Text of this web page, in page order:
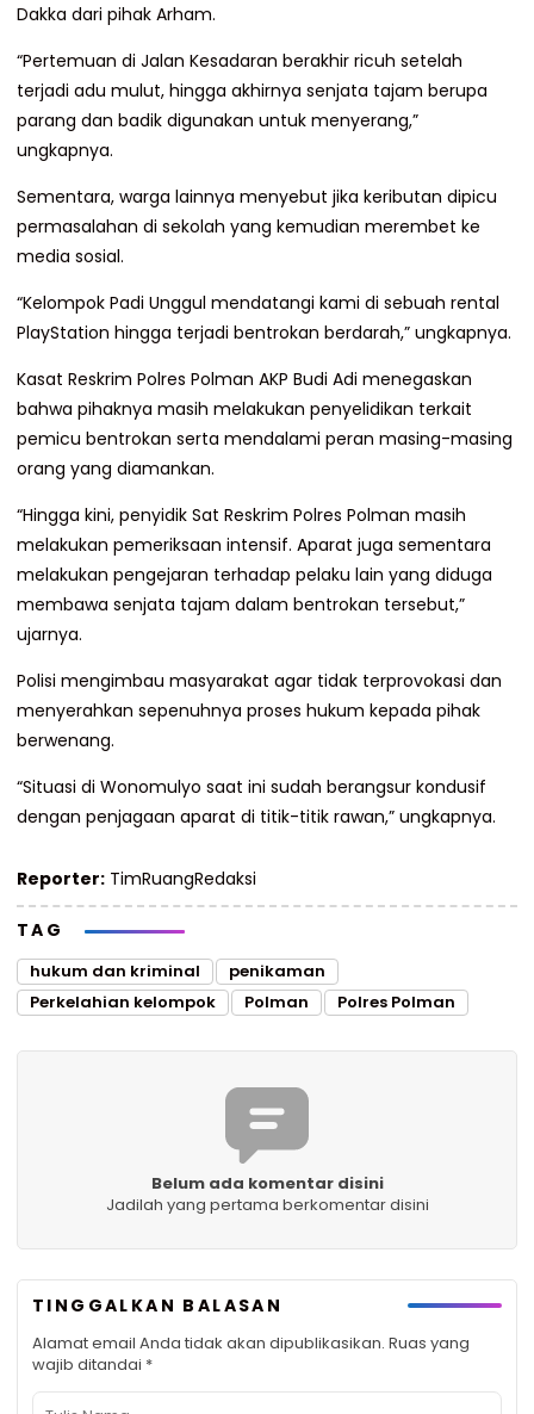
Dakka dari pihak Arham.
“Pertemuan di Jalan Kesadaran berakhir ricuh setelah
terjadi adu mulut, hingga akhirnya senjata tajam berupa
parang dan badik digunakan untuk menyerang,”
ungkapnya.
Sementara, warga lainnya menyebut jika keributan dipicu
permasalahan di sekolah yang kemudian merembet ke
media sosial.
“Kelompok Padi Unggul mendatangi kami di sebuah rental
PlayStation hingga terjadi bentrokan berdarah,” ungkapnya.
Kasat Reskrim Polres Polman AKP Budi Adi menegaskan
bahwa pihaknya masih melakukan penyelidikan terkait
pemicu bentrokan serta mendalami peran masing-masing
orang yang diamankan.
“Hingga kini, penyidik Sat Reskrim Polres Polman masih
melakukan pemeriksaan intensif. Aparat juga sementara
melakukan pengejaran terhadap pelaku lain yang diduga
membawa senjata tajam dalam bentrokan tersebut,”
ujarnya.
Polisi mengimbau masyarakat agar tidak terprovokasi dan
menyerahkan sepenuhnya proses hukum kepada pihak
berwenang.
“Situasi di Wonomulyo saat ini sudah berangsur kondusif
dengan penjagaan aparat di titik-titik rawan,” ungkapnya.
Reporter: TimRuangRedaksi
TAG
hukum dan kriminal
penikaman
Perkelahian kelompok
Polman Polres Polman
Belum ada komentar disini
Jadilah yang pertama berkomentar disini
TINGGALKAN BALASAN
Alamat email Anda tidak akan dipublikasikan. Ruas yang
wajib ditandai *